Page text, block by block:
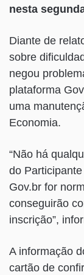
nesta
Diante de
sobre
negou
plataforma
uma
Economia.
“Não há
do
Gov.br for
conseguirão
inscrição”,
A informação
cartão de